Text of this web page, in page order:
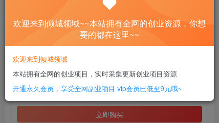
此内容为付费资源，请付费后查看
￥16
SVIP全站会员免费
立即购买
付费资源
欢迎来到倾城领域~~本站拥有全网的创业资源，你想
要的都在这里~~
欢迎来到倾城领域
本站拥有全网的创业项目，实时采集更新创业项目资源
开通永久会员，享受全网副业项目 vip会员已低至9元哦~